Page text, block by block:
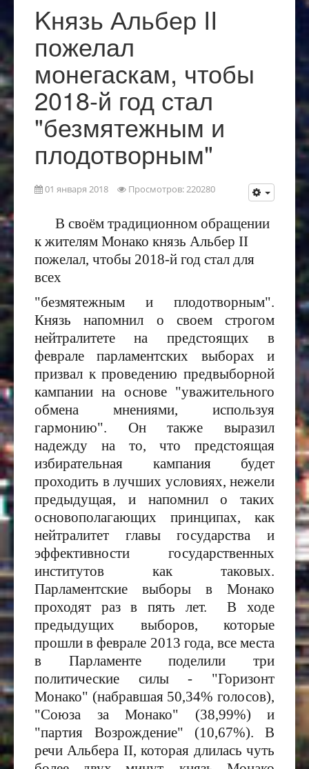
Kнязь Альбер II
пожелал
монегаскам, чтобы
2018-й год стал
"безмятежным и
плодотворным"
01 января 2018 Просмотров: 220280
В своём традиционном обращении
к жителям Монако князь Альбер II
пожелал, чтобы 2018-й год стал для
всех
"безмятежным и плодотворным".
Князь напомнил о своем строгом
нейтралитете на предстоящих в
феврале парламентских выборах и
призвал к проведению предвыборной
кампании на основе "уважительного
обмена мнениями, используя
гармонию". Он также выразил
надежду на то, что предстоящая
избирательная кампания будет
проходить в лучших условиях, нежели
предыдущая, и напомнил о таких
основополагающих принципах, как
нейтралитет главы государства и
эффективности государственных
институтов как таковых.
Парламентские выборы в Монако
проходят раз в пять лет. В ходе
предыдущих выборов, которые
прошли в феврале 2013 года, все места
в Парламенте поделили три
политические силы - "Горизонт
Монако" (набравшая 50,34% голосов),
"Союза за Монако" (38,99%) и
"партия Возрождение" (10,67%).
В
речи Альбера II, которая длилась чуть